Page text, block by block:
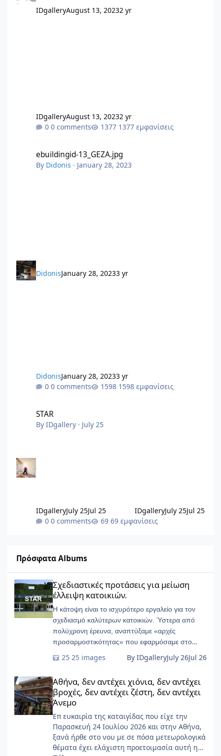
γύρω από τον τρόπο λήψης αποφάσεων σε μια
πολυκατοικία. πηγή polikatikia.gr @εικόνας από
IDgalleryAugust 13, 20232 yr
IDgalleryAugust 13, 20232 yr
0 comments
1377 εμφανίσεις
ebuildingid-13_GEZA.jpg
By Didonis · January 28, 2023
DidonisJanuary 28, 20233 yr
DidonisJanuary 28, 20233 yr
0 comments
1598 εμφανίσεις
STAR
ByIDgallery · July 25
IDgalleryJuly 25Jul 25 IDgalleryJuly 25Jul 25
0 comments
69 εμφανίσεις
Πρόσφατα Albums
Σχεδιαστικές προτάσεις για μείωση
έλλειψη κατοικιών.
Η κάτοψη είναι το ισχυρότερο εργαλείο για τον
σχεδιασμό καλύτερων κατοικιών. Ύστερα από
πολύχρονη έρευνα, αναπτύξαμε «αρχές
προσαρμοστικότητας» που εφαρμόσαμε στο
25 images By IDgalleryJuly 26Jul 26
Αθήνα, δεν αντέχει χιόνια, δεν αντέχει βροχές, δεν αντέχει
Αθήνα, δεν αντέχει χιόνια, δεν αντέχει
βροχές, δεν αντέχει ζέστη, δεν αντέχει
Άνεμο
Επ ευκαιρία της καταιγίδας που είχε την
Παρασκευή 24 Ιουλίου 2026 και στην Αθήνα,
ξανά ήρθε στο νου με σε πόσα μετεωρολογικά
θέματα έχει ελάχιστη προετοιμασία αυτή η